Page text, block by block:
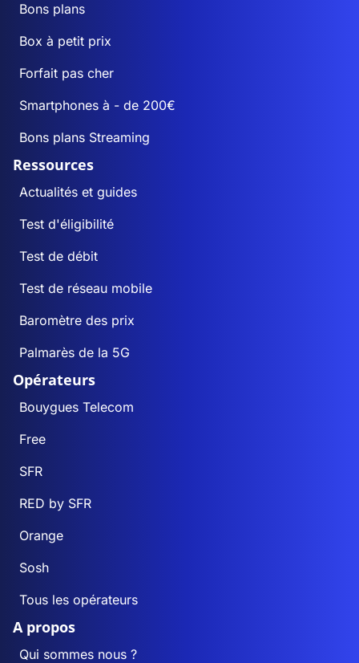
Bons plans
Box à petit prix
Forfait pas cher
Smartphones à - de 200€
Bons plans Streaming
Ressources
Actualités et guides
Test d'éligibilité
Test de débit
Test de réseau mobile
Baromètre des prix
Palmarès de la 5G
Opérateurs
Bouygues Telecom
Free
SFR
RED by SFR
Orange
Sosh
Tous les opérateurs
A propos
Qui sommes nous ?